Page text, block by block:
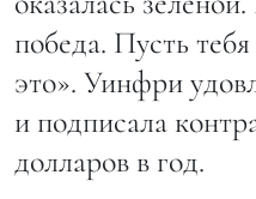
победа. Пусть
это». Уинфри
и подписала
долларов в год.